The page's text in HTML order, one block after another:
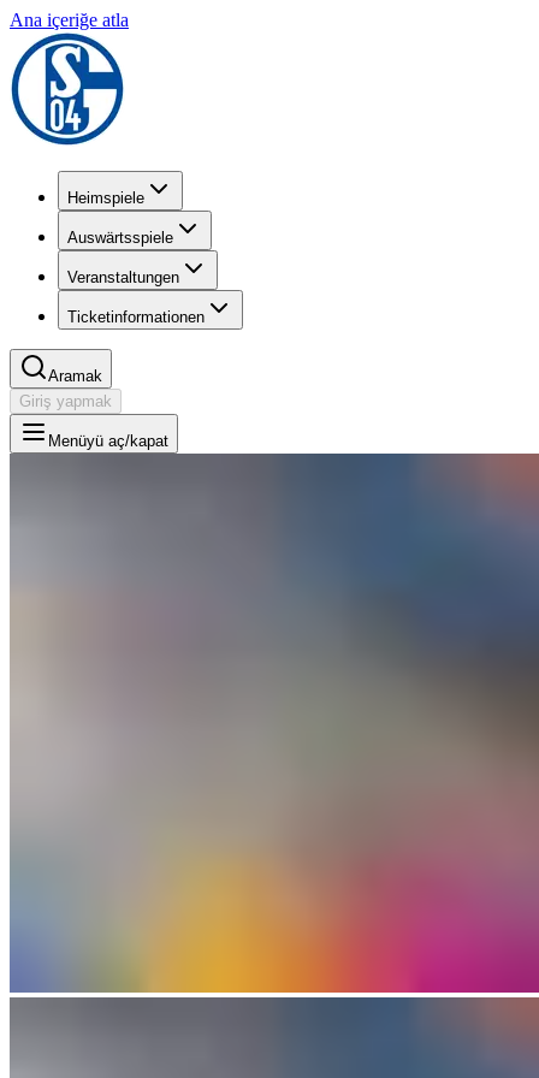
Ana içeriğe atla
Heimspiele
Auswärtsspiele
Veranstaltungen
Ticketinformationen
Aramak
Giriş yapmak
Menüyü aç/kapat